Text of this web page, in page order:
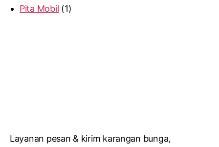
Pita Mobil 1
Layanan pesan & kirim karangan bunga,